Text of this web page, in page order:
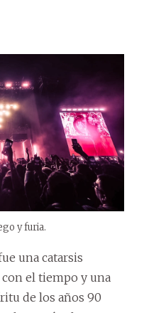
y furia.
una catarsis
con el tiempo y una
de los años 90